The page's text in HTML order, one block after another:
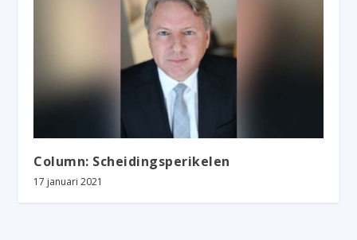
Column: Scheidingsperikelen
17 januari 2021